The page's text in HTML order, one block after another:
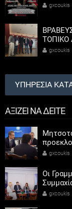
gxcoukis
ΤΟΠΙΚΟ
gxcoukis
ΥΠΗΡΕΣΙΑ
ΑΞΙΖΕΙ ΝΑ ΔΕΙΤΕ
gxcoukis
Οι
gxcoukis